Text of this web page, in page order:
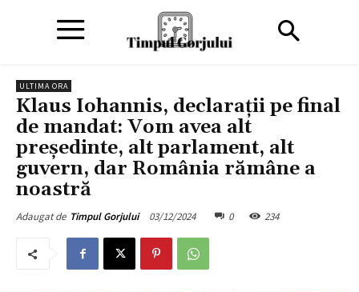
ULTIMA ORA
Klaus Iohannis, declarații pe final
de mandat: Vom avea alt
preşedinte, alt parlament, alt
guvern, dar România rămâne a
noastră
Adaugat de Timpul Gorjului 03/12/2024 0 234